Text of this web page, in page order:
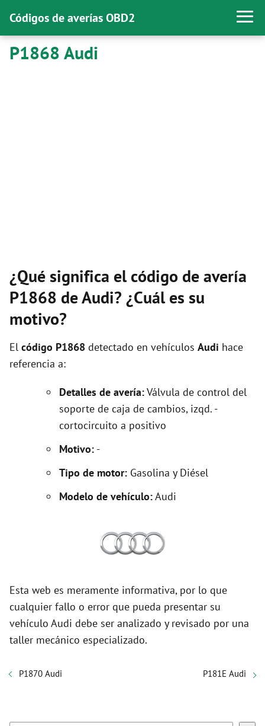
Códigos de averías OBD2
P1868 Audi
¿Qué significa el código de avería
P1868 de Audi? ¿Cuál es su
motivo?
El código P1868 detectado en vehículos Audi hace
referencia a:
Detalles de avería:Válvula de control del
soporte de caja de cambios, izqd. -
cortocircuito a positivo
Motivo: -
Tipo de motor: Gasolina y Diésel
Modelo de vehículo:Audi
Esta web es meramente informativa, por lo que
cualquier fallo o error que pueda presentar su
vehículo Audi debe ser analizado y revisado por una
taller mecánico especializado.
P1870 Audi P181E Audi